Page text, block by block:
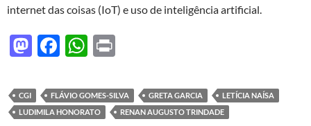
internet das coisas (IoT) e uso de inteligência artificial.
M
to
d
F
e
b
W
at
s
nt
CGI FLÁVIO GOMES-SILVA GRETA GARCIA
LETÍCIA NAÍSA
LUDIMILA HONORATO
RENAN AUGUSTO TRINDADE